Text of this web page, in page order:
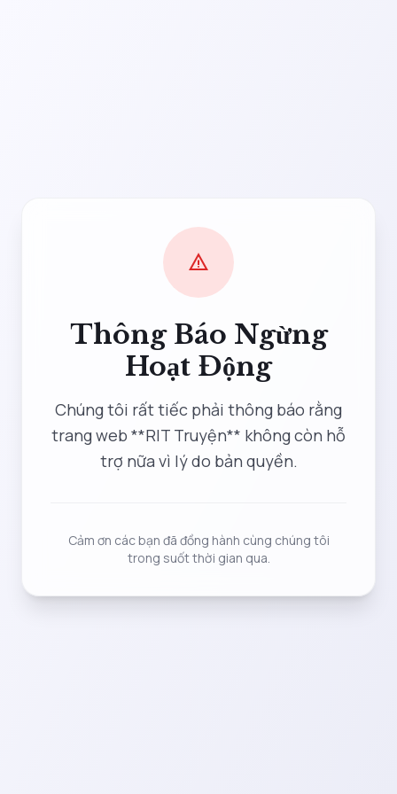
warning
Thông Báo Ngừng
Hoạt Động
Chúng tôi rất tiếc phải thông báo rằng
trang web **RIT Truyện** không còn hỗ
trợ nữa vì lý do bản quyền.
Cảm ơn các bạn đã đồng hành cùng chúng tôi
trong suốt thời gian qua.